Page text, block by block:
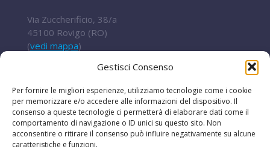
Gestisci Consenso
Per fornire le migliori esperienze, utilizziamo tecnologie come i cookie
per memorizzare e/o accedere alle informazioni del dispositivo. Il
consenso a queste tecnologie ci permetterà di elaborare dati come il
comportamento di navigazione o ID unici su questo sito. Non
acconsentire o ritirare il consenso può influire negativamente su alcune
caratteristiche e funzioni.
Via Zuccherificio, 38/a
45100 Rovigo (RO)
(vedi mappa)
+ 39 0422 852016
cert@t2i.it
Codice Fiscale / Partita IVA 04636360267
Organismo di ricerca Reg.UE 651/2014